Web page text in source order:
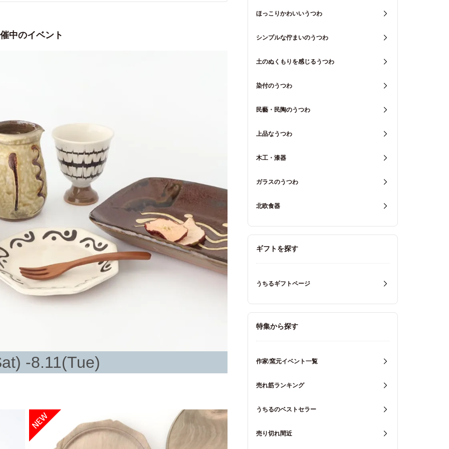
中のイベント
-8.11(Tue)
ほっこりかわいいうつわ
シンプルな佇まいのうつわ
土のぬくもりを感じるうつわ
染付のうつわ
民藝・民陶のうつわ
上品なうつわ
木工・漆器
ガラスのうつわ
北欧食器
ギフトを探す
うちるギフトページ
特集から探す
作家/窯元イベント一覧
売れ筋ランキング
うちるのベストセラー
売り切れ間近